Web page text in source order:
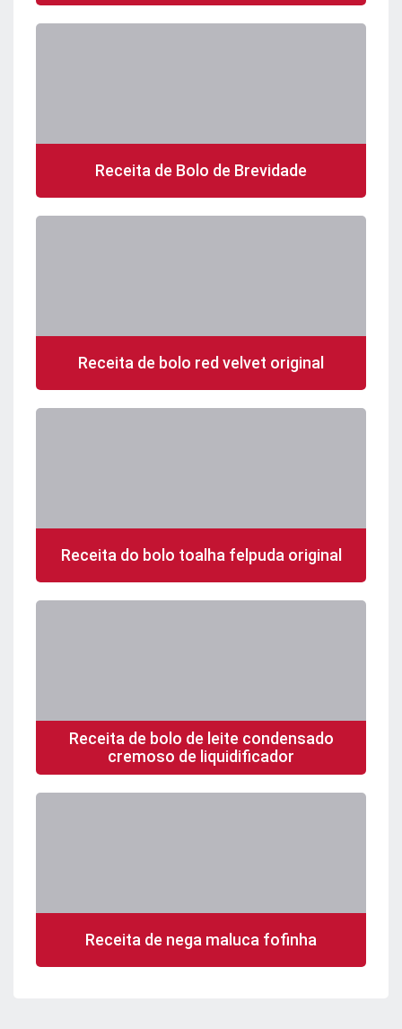
Receita de Bolo de Brevidade
Receita de bolo red velvet original
Receita do bolo toalha felpuda original
Receita de bolo de leite condensado
cremoso de liquidificador
Receita de nega maluca fofinha